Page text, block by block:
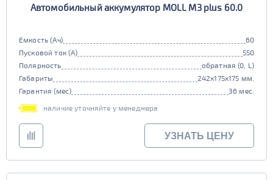
Автомобильный аккумулятор MOLL M3 plus 60.0
Емкость (Ач)
60
Пусковой ток (А)
550
Полярность
обратная (0, L)
Габариты
242x175x175 мм.
Гарантия (мес)
36 мес.
наличие уточняйте у менеджера
УЗНАТЬ ЦЕНУ